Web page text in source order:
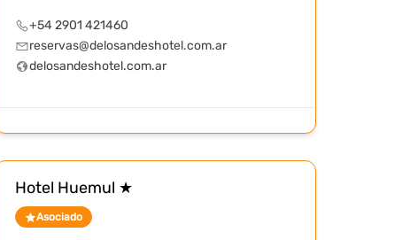
+54 2901 421460
reservas@delosandeshotel.com.ar
delosandeshotel.com.ar
Hotel Huemul ★
Asociado